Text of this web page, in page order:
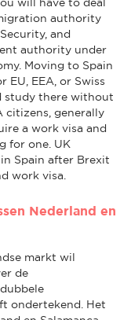
authority
and
authority under
Moving to Spain
EEA, or Swiss
study there without
citizens, generally
a work visa and
for one. UK
Spain after Brexit
work visa.
Nederland en
markt wil
de
ondertekend. Het